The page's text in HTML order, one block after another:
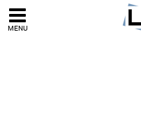
MENU